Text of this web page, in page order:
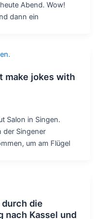
Abend. Wow!
dann ein
make jokes with
Salon in Singen.
der Singener
um am Flügel
die
nach Kassel und